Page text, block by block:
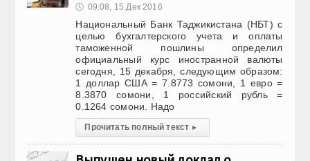
🕔 09:08, 15.Дек 2016
Национальный Банк Таджикистана (НБТ) с
целью бухгалтерского учета и оплаты
таможенной пошлины определил
официальный курс иностранной валюты
сегодня, 15 декабря, следующим образом:
1 доллар США = 7.8773 сомони, 1 евро =
8.3870 сомони, 1 российский рубль =
0.1264 сомони. Надо
Прочитать полный текст ▸